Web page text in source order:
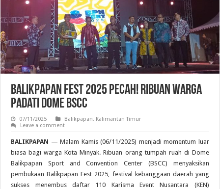
Balikpapan Fest 2025 Pecah! Ribuan Warga
Padati Dome BSCC
07/11/2025 Balikpapan, Kalimantan Timur
Leave a comment
BALIKPAPAN — Malam Kamis (06/11/2025) menjadi momentum luar
biasa bagi warga Kota Minyak. Ribuan orang tumpah ruah di Dome
Balikpapan Sport and Convention Center (BSCC) menyaksikan
pembukaan Balikpapan Fest 2025, festival kebanggaan daerah yang
sukses menembus daftar 110 Karisma Event Nusantara (KEN)